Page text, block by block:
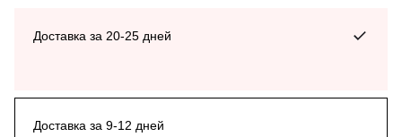
Доставка за 20-25 дней
Доставка за 9-12 дней